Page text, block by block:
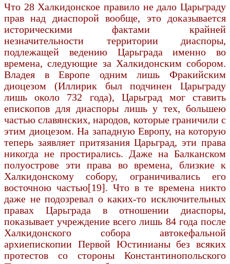
Что 28 Халкидонское правило не дало Царьграду
прав над диаспорой вообще, это доказы­вается
историческими фактами крайней
незначительности территории диаспоры,
подлежащей ведению Царьграда именно во
времена, следующие за Халкидонским собором.
Владея в Европе од­ним лишь Фракийским
диоцезом (Иллирик был подчинен Царьграду
лишь около 732 года), Царьград мог ставить
епископов для диаспоры лишь у тех, большею
частью славянских, наро­дов, которые граничили с
этим диоцезом. На западную Европу, на которую
теперь заявляет притязания Царьград, эти права
никогда не про­стирались. Даже на Балканском
полуострове эти права во времена, близкие к
Халкидонскому со­бору, ограничивались его
восточною частью[19]. Что в те времена никто
даже не подозревал о ка­ких-то исключительных
правах Царьграда в отношении диаспоры,
показывает учреждение всего лишь 84 года после
Халкидонского собора авто­кефальной
архиепископии Первой Юстинианы без всяких
протестов со стороны Константинополь­ского